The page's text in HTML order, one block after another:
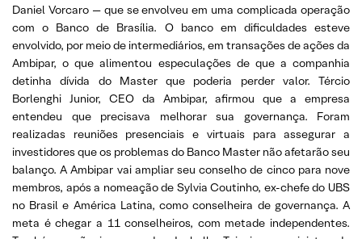
Daniel Vorcaro — que se envolveu em uma complicada operação
com o Banco de Brasília. O banco em dificuldades esteve
envolvido, por meio de intermediários, em transações de ações da
Ambipar, o que alimentou especulações de que a companhia
detinha dívida do Master que poderia perder valor. Tércio
Borlenghi Junior, CEO da Ambipar, afirmou que a empresa
entendeu que precisava melhorar sua governança. Foram
realizadas reuniões presenciais e virtuais para assegurar a
investidores que os problemas do Banco Master não afetarão seu
balanço. A Ambipar vai ampliar seu conselho de cinco para nove
membros, após a nomeação de Sylvia Coutinho, ex-chefe do UBS
no Brasil e América Latina, como conselheira de governança. A
meta é chegar a 11 conselheiros, com metade independentes.